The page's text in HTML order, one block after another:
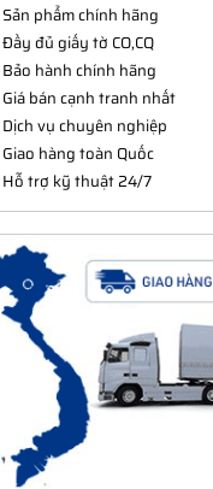
Sản phẩm chính hãng
Đầy đủ giấy tờ CO,CQ
Bảo hành chính hãng
Giá bán cạnh tranh nhất
Dịch vụ chuyên nghiệp
Giao hàng toàn Quốc
Hỗ trợ kỹ thuật 24/7